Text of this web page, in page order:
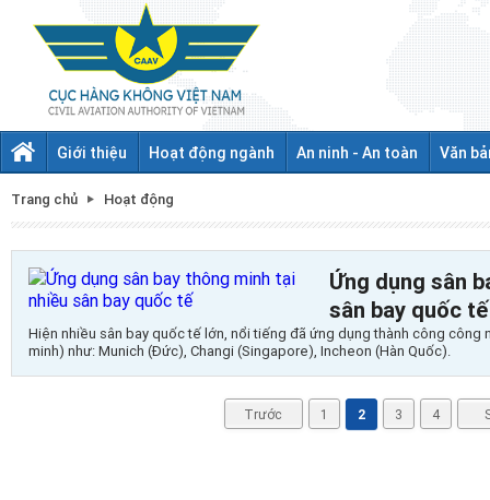
Giới thiệu Hoạt động ngành An ninh - An toàn Văn
Trang chủ Hoạt động
Ứng dụng sân
sân bay quốc tế
Hiện nhiều sân bay quốc tế lớn, nổi tiếng đã ứng dụng thành công công
minh) như: Munich (Đức), Changi (Singapore), Incheon (Hàn Quốc).
Trước 1 2 3 4